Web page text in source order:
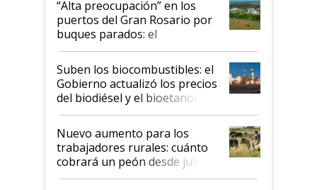
“Alta preocupación” en los
puertos del Gran Rosario por
buques parados: el
funcionamiento de las
exportadoras en tensión tras
la medida de fuerza de los
prácticos
Suben los biocombustibles: el
Gobierno actualizó los precios
del biodiésel y el bioetanol
Nuevo aumento para los
trabajadores rurales: cuánto
cobrará un peón desde julio